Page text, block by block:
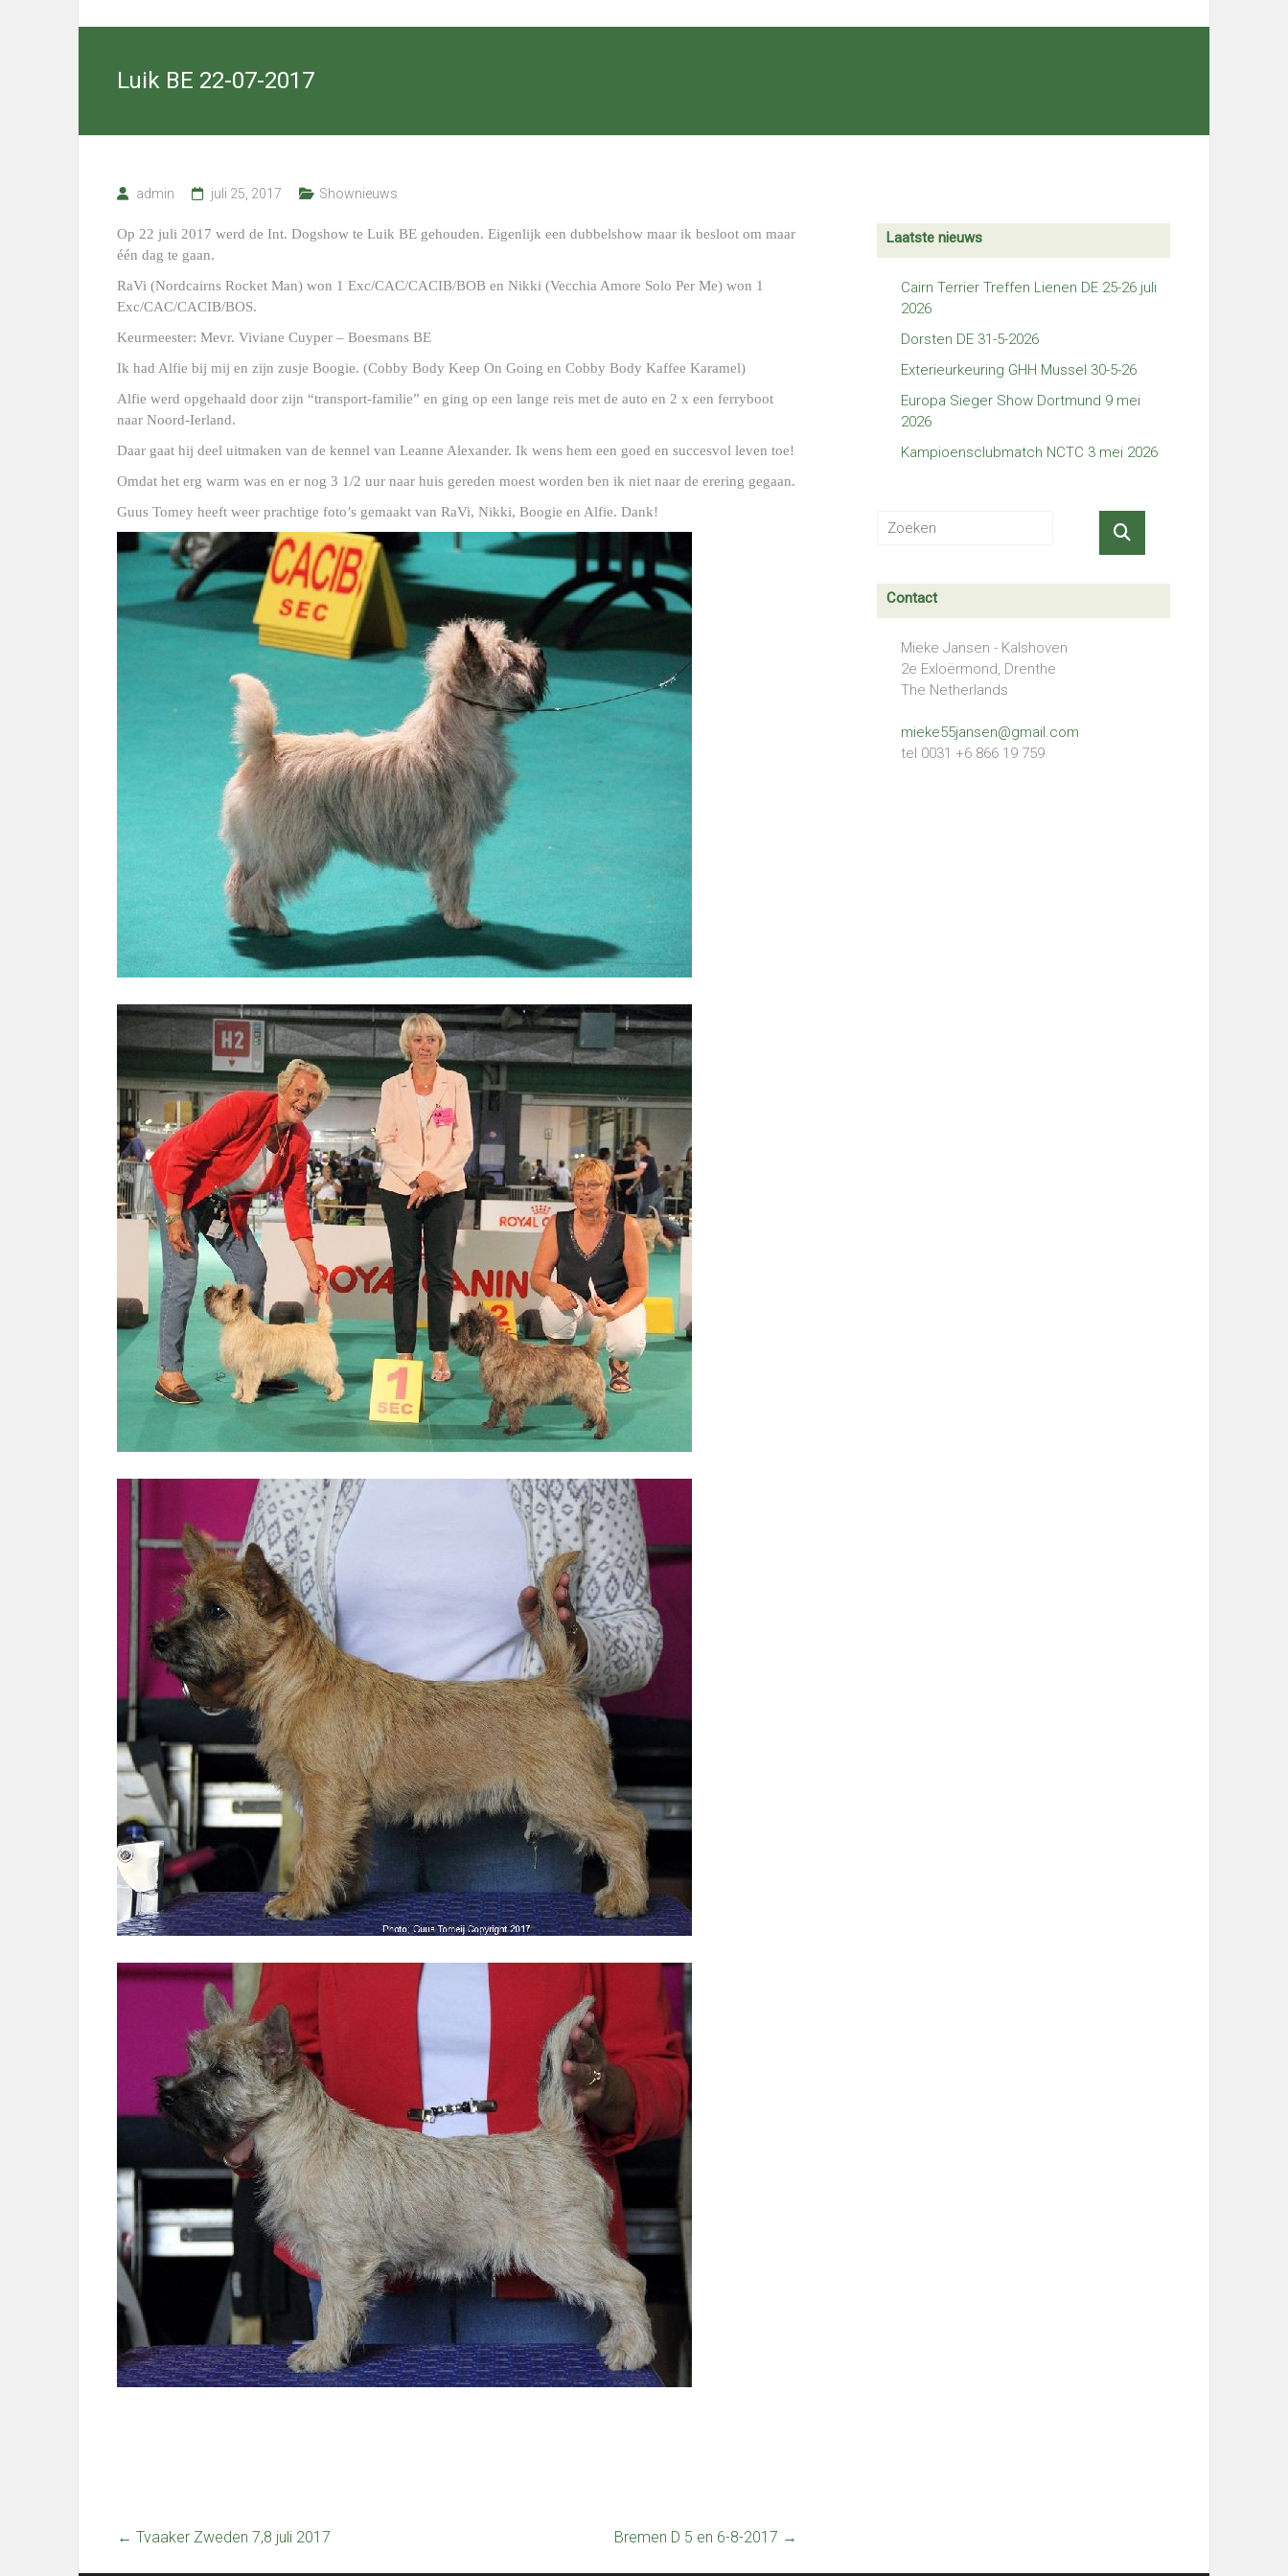
Terriers
kennel
Cairn
in
Nieuwediep,
Drenthe
(NL)
Luik BE 22-07-2017
admin juli 25, 2017 Shownieuws
Op 22 juli 2017 werd de Int. Dogshow te Luik BE gehouden. Eigenlijk een dubbelshow maar ik besloot om maar
één dag te gaan.
RaVi (Nordcairns Rocket Man) won 1 Exc/CAC/CACIB/BOB en Nikki (Vecchia Amore Solo Per Me) won 1
Exc/CAC/CACIB/BOS.
Keurmeester: Mevr. Viviane Cuyper – Boesmans BE
Ik had Alfie bij mij en zijn zusje Boogie. (Cobby Body Keep On Going en Cobby Body Kaffee Karamel)
Alfie werd opgehaald door zijn “transport-familie” en ging op een lange reis met de auto en 2 x een ferryboot
naar Noord-Ierland.
Daar gaat hij deel uitmaken van de kennel van Leanne Alexander. Ik wens hem een goed en succesvol leven toe!
Omdat het erg warm was en er nog 3 1/2 uur naar huis gereden moest worden ben ik niet naar de erering gegaan.
Guus Tomey heeft weer prachtige foto’s gemaakt van RaVi, Nikki, Boogie en Alfie. Dank!
← Tvaaker Zweden 7,8 juli 2017 Bremen D 5 en 6-8-2017 →
Laatste nieuws
Cairn Terrier Treffen Lienen DE 25-26 juli
2026
Dorsten DE 31-5-2026
Exterieurkeuring GHH Mussel 30-5-26
Europa Sieger Show Dortmund 9 mei
2026
Kampioensclubmatch NCTC 3 mei 2026
Contact
Mieke Jansen - Kalshoven
2e Exloërmond, Drenthe
The Netherlands
mieke55jansen@gmail.com
tel 0031 +6 866 19 759